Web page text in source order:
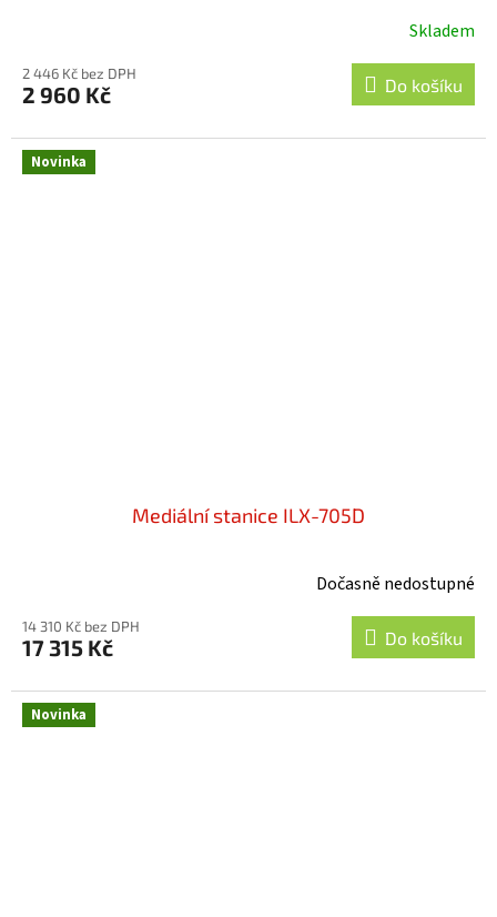
produktu
je
5,0
z
5
Skladem
2 446 Kč bez DPH
2 960 Kč Do košíku
Novinka
Mediální stanice ILX-705D
produktu
je
4,2
z
5
Dočasně nedostupné
14 310 Kč bez DPH
17 315 Kč Do košíku
Novinka